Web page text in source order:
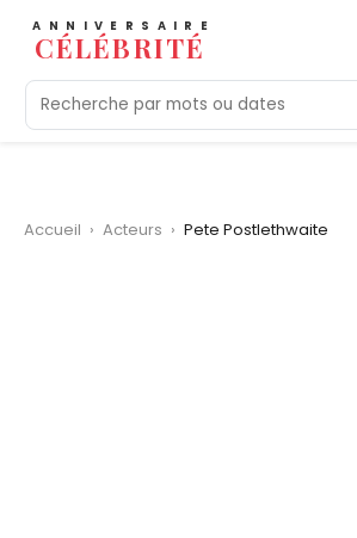
ANNIVERSAIRE
CÉLÉBRITÉ
Aujourd'hui Tendances
Accueil › Acteurs › Pete Postlethwaite